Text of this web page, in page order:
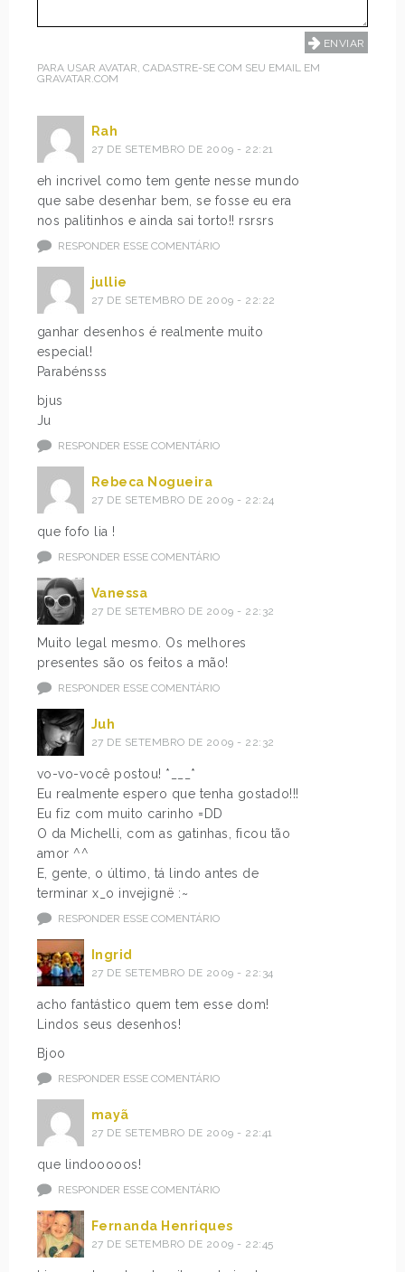
PARA USAR AVATAR, CADASTRE-SE COM SEU EMAIL EM
GRAVATAR.COM
Rah
27 DE SETEMBRO DE 2009 - 22:21
eh incrivel como tem gente nesse mundo
que sabe desenhar bem, se fosse eu era
nos palitinhos e ainda sai torto!! rsrsrs
RESPONDER ESSE COMENTÁRIO
jullie
27 DE SETEMBRO DE 2009 - 22:22
ganhar desenhos é realmente muito
especial!
Parabénsss
bjus
Ju
RESPONDER ESSE COMENTÁRIO
Rebeca Nogueira
27 DE SETEMBRO DE 2009 - 22:24
que fofo lia !
RESPONDER ESSE COMENTÁRIO
Vanessa
27 DE SETEMBRO DE 2009 - 22:32
Muito legal mesmo. Os melhores
presentes são os feitos a mão!
RESPONDER ESSE COMENTÁRIO
Juh
27 DE SETEMBRO DE 2009 - 22:32
vo-vo-você postou! *___*
Eu realmente espero que tenha gostado!!!
Eu fiz com muito carinho =DD
O da Michelli, com as gatinhas, ficou tão
amor ^^
E, gente, o último, tá lindo antes de
terminar x_o invejignë :~
RESPONDER ESSE COMENTÁRIO
Ingrid
27 DE SETEMBRO DE 2009 - 22:34
acho fantástico quem tem esse dom!
Lindos seus desenhos!
Bjoo
RESPONDER ESSE COMENTÁRIO
mayã
27 DE SETEMBRO DE 2009 - 22:41
que lindooooos!
RESPONDER ESSE COMENTÁRIO
Fernanda Henriques
27 DE SETEMBRO DE 2009 - 22:45